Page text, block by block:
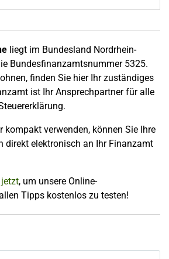
liegt im Bundesland Nordrhein-
Bundesfinanzamtsnummer 5325.
finden Sie hier Ihr zuständiges
ist Ihr Ansprechpartner für alle
kompakt verwenden, können Sie Ihre
direkt elektronisch an Ihr Finanzamt
jetzt, um unsere Online-
Tipps kostenlos zu testen!